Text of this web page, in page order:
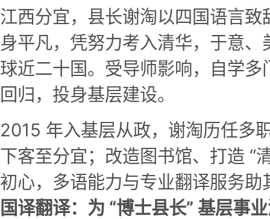
江西分宜，县长谢淘以四国语言
身平凡，凭努力考入清华，于意
球近二十国。受导师影响，自学
回归，投身基层建设。
2015 年入基层从政，谢淘历任多
下客至分宜；改造图书馆、打造 “
初心，多语能力与专业翻译服务
国译翻译：为 “博士县长” 基层事